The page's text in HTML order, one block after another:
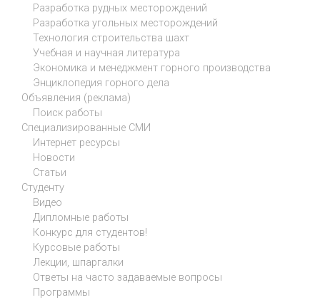
Разработка рудных месторождений
Разработка угольных месторождений
Технология строительства шахт
Учебная и научная литература
Экономика и менеджмент горного производства
Энциклопедия горного дела
Объявления (реклама)
Поиск работы
Специализированные СМИ
Интернет ресурсы
Новости
Статьи
Студенту
Видео
Дипломные работы
Конкурс для студентов!
Курсовые работы
Лекции, шпаргалки
Ответы на часто задаваемые вопросы
Программы